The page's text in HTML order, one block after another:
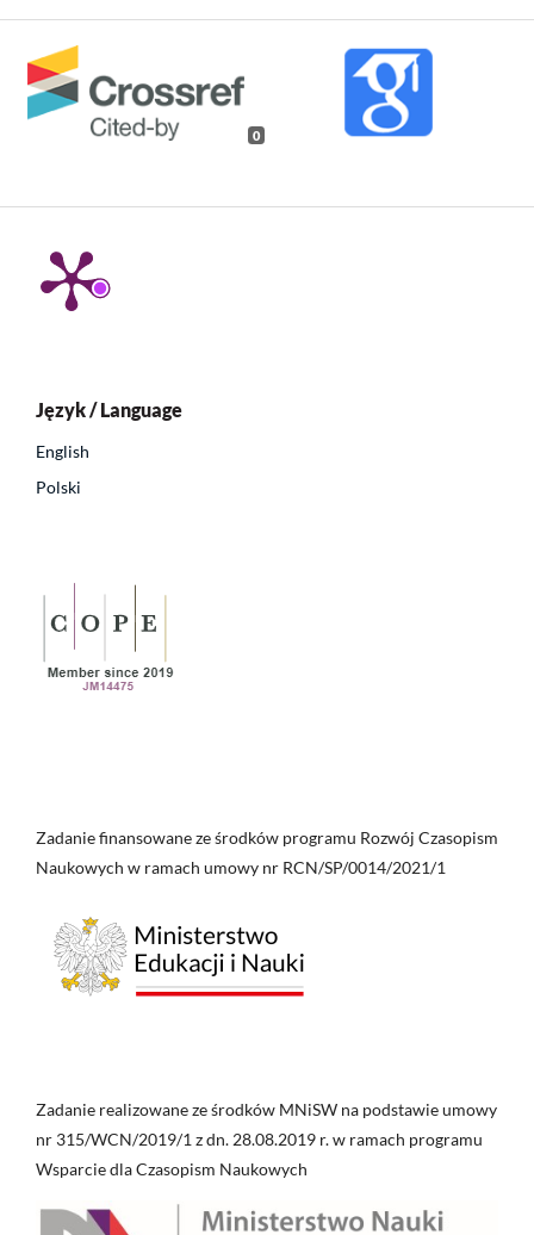
0
Język / Language
English
Polski
Zadanie finansowane ze środków programu Rozwój Czasopism
Naukowych w ramach umowy nr RCN/SP/0014/2021/1
Zadanie realizowane ze środków MNiSW na podstawie umowy
nr 315/WCN/2019/1 z dn. 28.08.2019 r. w ramach programu
Wsparcie dla Czasopism Naukowych